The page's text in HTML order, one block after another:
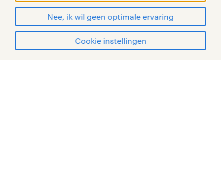
Nee, ik wil geen optimale ervaring
Cookie instellingen
© Randstad 2026